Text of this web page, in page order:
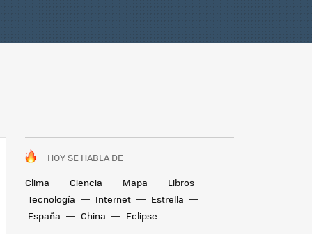
HOY SE HABLA DE
Clima
Ciencia Mapa
Libros
Tecnología
Internet
Estrella
España
China Eclipse